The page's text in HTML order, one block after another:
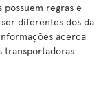
possuem regras e
diferentes dos da
acerca
transportadoras